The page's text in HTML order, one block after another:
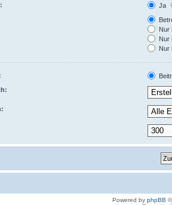
Ja
Nur
Nur
Nur
Powered by phpBB